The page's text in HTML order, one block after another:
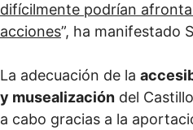
difícilmente podrían
acciones”, ha manifestado
La adecuación de la
y musealización del
a cabo gracias a la